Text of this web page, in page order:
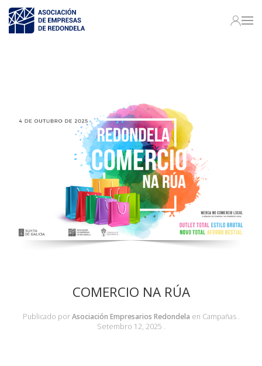
COMERCIO NA RÚA
Publicado porAsociación Empresarios Redondela en Campañas.
Setembro 12, 2025 .